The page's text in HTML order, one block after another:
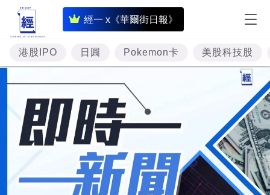
經一 x《華爾街日報》
即
時
財
經
專
題
投
資
樓
市
港股IPO 日圓 Pokemon卡 美股科技股